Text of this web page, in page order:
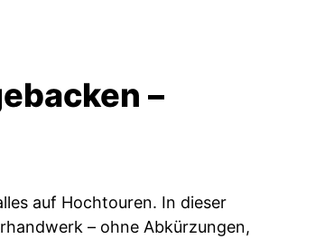
–
auf Hochtouren. In dieser
– ohne Abkürzungen,